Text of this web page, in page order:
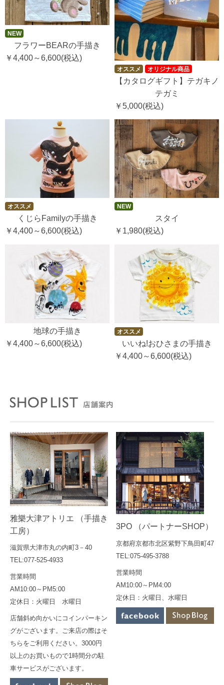
NEW
フラワーBEARの手描き
￥4,400～6,600(税込)
オススメ オリジナル商品
【カタログギフト】テガキノ
テガミ
￥5,000(税込)
オススメ
くじらFamilyの手描き
￥4,400～6,600(税込)
NEW
スタイ
￥1,980(税込)
地球の手描き
￥4,400～6,600(税込)
オススメ
いいね!おひさまの手描き
￥4,400～6,600(税込)
雅樂大津アトリエ （手描き
工房）
滋賀県大津市丸の内町3－40
TEL:077-525-4933
営業時間
AM10:00～PM5:00
定休日：火曜日 水曜日
店舗斜め向かいにコインパーキン
グがございます。ご来店の際はそ
ちらをご利用ください。3000円
以上のお買いもので1時間分の駐
車サービスがございます。
3PO （パートナーSHOP）
京都府京都市北区紫野下鳥田町47
TEL:075-495-3788
営業時間
AM10:00～PM4:00
定休日：火曜日、水曜日